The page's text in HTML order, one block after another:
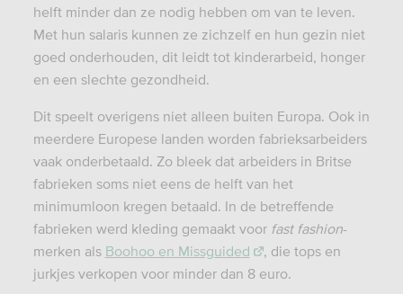
helft minder dan ze nodig hebben om van te leven.
Met hun salaris kunnen ze zichzelf en hun gezin niet
goed onderhouden, dit leidt tot kinderarbeid, honger
en een slechte gezondheid.
Dit speelt overigens niet alleen buiten Europa. Ook in
meerdere Europese landen worden fabrieksarbeiders
vaak onderbetaald. Zo bleek dat arbeiders in Britse
fabrieken soms niet eens de helft van het
minimumloon kregen betaald. In de betreffende
fabrieken werd kleding gemaakt voor fast fashion-
merken als Boohoo en Missguided
, die tops en
jurkjes verkopen voor minder dan 8 euro.